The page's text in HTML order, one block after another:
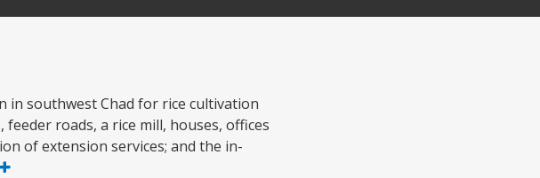
in southwest Chad for rice cultivation
roads, a rice mill, houses, offices
of extension services; and the in-